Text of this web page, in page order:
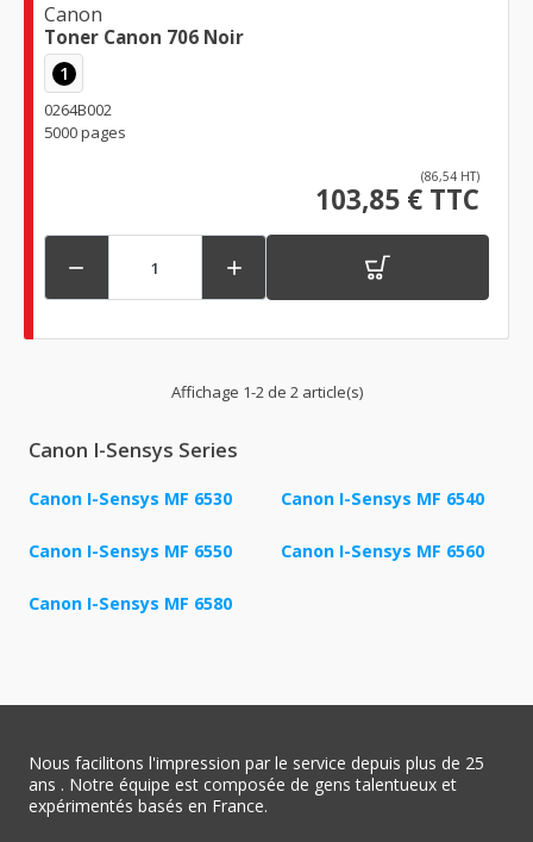
Canon
Toner Canon 706 Noir
1
0264B002
5000 pages
(86,54 HT)
103,85 € TTC
 
Affichage 1-2 de 2 article(s)
Canon I-Sensys Series
Canon I-Sensys MF 6530 Canon I-Sensys MF 6540
Canon I-Sensys MF 6550 Canon I-Sensys MF 6560
Canon I-Sensys MF 6580
Nous facilitons l'impression par le service depuis plus de 25
ans . Notre équipe est composée de gens talentueux et
expérimentés basés en France.